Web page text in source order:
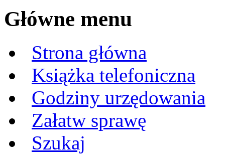
Główne menu
Strona główna
Książka telefoniczna
Godziny urzędowania
Załatw sprawę
Szukaj